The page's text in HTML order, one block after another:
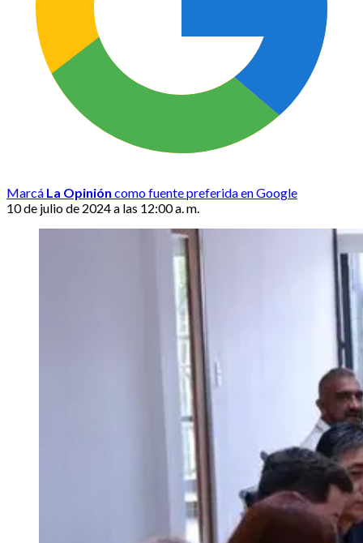
Marcá La Opinión como fuente preferida en Google
10 de julio de 2024 a las 12:00 a. m.